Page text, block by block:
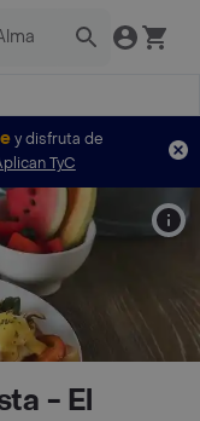
y disfruta de
TyC
- El